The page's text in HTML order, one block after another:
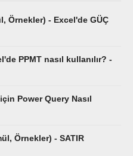
Örnekler) - Excel'de GÜÇ
PPMT nasıl kullanılır? -
Power Query Nasıl
Örnekler) - SATIR